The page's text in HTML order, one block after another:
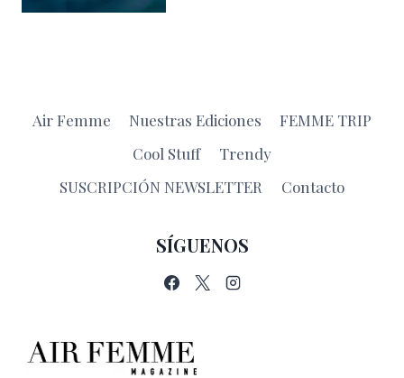
Air Femme Nuestras Ediciones
FEMME TRIP
Cool Stuff
Trendy
SUSCRIPCIÓN NEWSLETTER
Contacto
SÍGUENOS